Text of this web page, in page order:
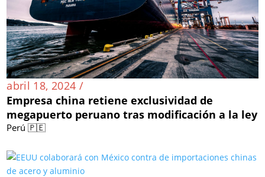
abril 18, 2024 /
Empresa china retiene exclusividad de
megapuerto peruano tras modificación a la ley
Perú 🇵🇪